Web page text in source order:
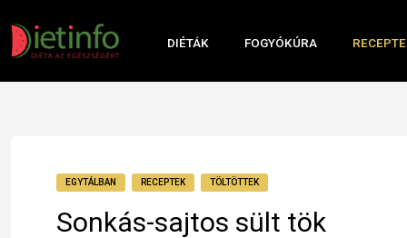
DIÉTÁK FOGYÓKÚRA
EGYTÁLBAN RECEPTEK TÖLTÖTTEK
Sonkás-sajtos sült tök